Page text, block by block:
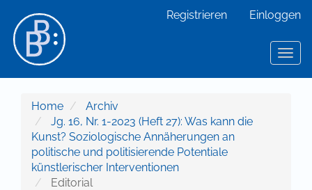
Hauptinhalt
Sidebar
Registrieren Einloggen
Home
Archiv
Jg. 16, Nr. 1-2023 (Heft 27): Was kann die
Kunst? Soziologische Annäherungen an
politische und politisierende Potentiale
künstlerischer Interventionen
Editorial